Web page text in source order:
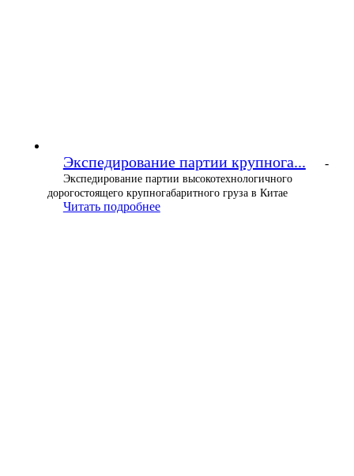
Экспедирование партии крупнога... -
Экспедирование партии высокотехнологичного
дорогостоящего крупногабаритного груза в Китае
Читать подробнее